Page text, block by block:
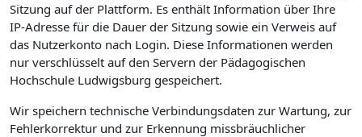
Sitzung auf der Plattform. Es enthält Information über Ihre
IP-Adresse für die Dauer der Sitzung sowie ein Verweis auf
das Nutzerkonto nach Login. Diese Informationen werden
nur verschlüsselt auf den Servern der Pädagogischen
Hochschule Ludwigsburg gespeichert.
Wir speichern technische Verbindungsdaten zur Wartung, zur
Fehlerkorrektur und zur Erkennung missbräuchlicher